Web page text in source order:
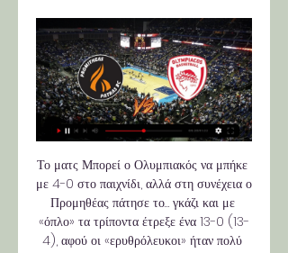
Το ματς Μπορεί ο Ολυμπιακός να μπήκε
με 4-0 στο παιχνίδι, αλλά στη συνέχεια ο
Προμηθέας πάτησε το… γκάζι και με
«όπλο» τα τρίποντα έτρεξε ένα 13-0 (13-
4), αφού οι «ερυθρόλευκοι» ήταν πολύ